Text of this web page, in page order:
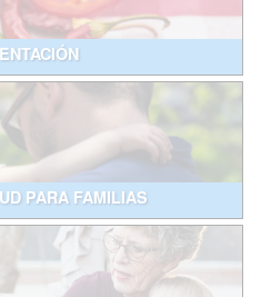
PARA FAMILIAS